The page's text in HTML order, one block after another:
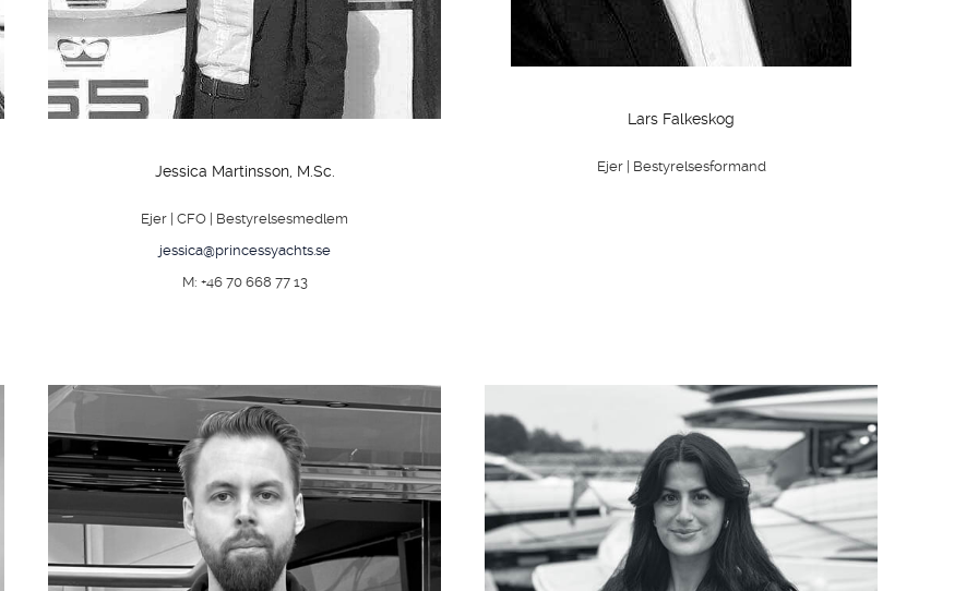
Jessica Martinsson, M.Sc.
Ejer | CFO | Bestyrelsesmedlem
jessica@princessyachts.se
M: +46 70 668 77 13
Lars Falkeskog
Ejer | Bestyrelsesformand